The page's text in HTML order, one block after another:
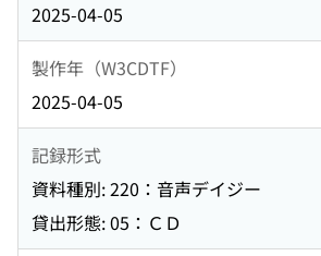
2025-04-05
製作年（W3CDTF）
2025-04-05
記録形式
資料種別: 220：音声デイジー
貸出形態: 05：ＣＤ